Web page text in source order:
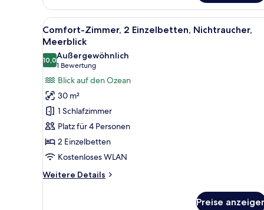
Zimmer,
Nichtraucher,
Bergblick
(Natural)
Alle
Fotos
für
Comfort-
Zimmer,
2 Einzelbetten,
Nichtraucher,
Meerblick
anzeigen
Ein Hotelzimmer mit zwei
6
Comfort-Zimmer, 2 Einzelbetten, Nichtraucher,
Meerblick
10,010,0 von 10
Außergewöhnlich
1 Bewertung
(1
Bewertung)
Blick auf den Ozean
30 m²
1 Schlafzimmer
Platz für 4 Personen
2 Einzelbetten
Kostenloses WLAN
Weitere Details
Weitere
Preise